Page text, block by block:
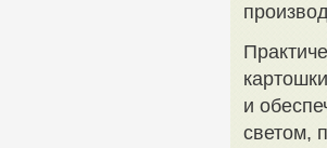
и
светом,